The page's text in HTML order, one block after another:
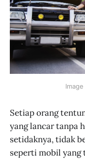
Setiap orang
yang lancar tanpa
setidaknya, tidak
seperti mobil yang